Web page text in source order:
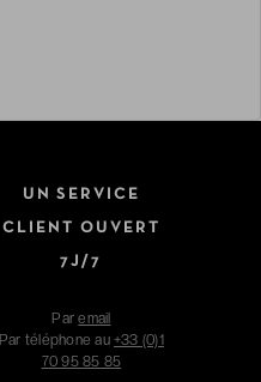
UN SERVICE
CLIENT OUVERT
7J/7
Paremail
Par téléphone au +33 (0)1
70 95 85 85